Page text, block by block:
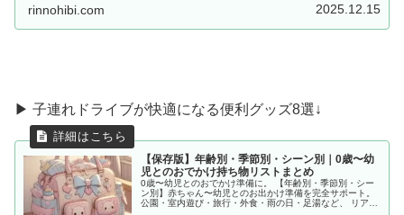
rinnohibi.com 2025.12.15
▶︎ 子連れドライブが快適になる便利グッズ8選↓
【保存版】年齢別・季節別・シーン別｜0歳〜幼
児とのおでかけ持ち物リストまとめ
0歳〜幼児とのおでかけ準備に。 【年齢別・季節別・シー
ン別】赤ちゃん〜幼児とのお出かけ準備を完全サポート。
公園・室内遊び・旅行・外食・雨の日・足湯など、 リアル